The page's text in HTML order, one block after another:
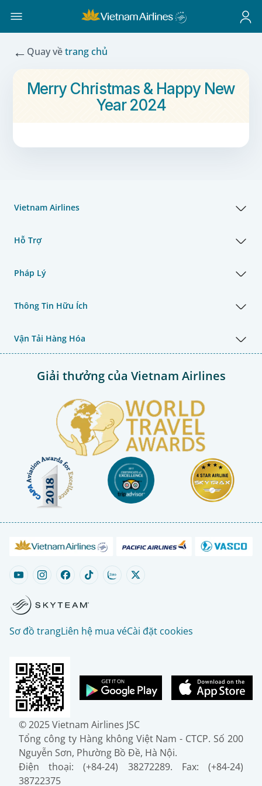
← Quay vềtrang chủ
Merry Christmas & Happy New
Year 2024
Vietnam Airlines
Hỗ Trợ
Pháp Lý
Thông Tin Hữu Ích
Vận Tải Hàng Hóa
Giải thưởng của Vietnam Airlines
Sơ đồ trangLiên hệ mua véCài đặt cookies
© 2025 Vietnam Airlines JSC
Tổng công ty Hàng không Việt Nam - CTCP. Số 200
Nguyễn Sơn, Phường Bồ Đề, Hà Nội.
Điện thoại: (+84-24) 38272289. Fax: (+84-24)
38722375